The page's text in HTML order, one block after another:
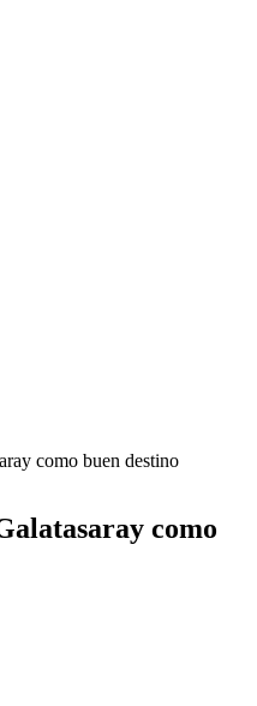
como buen destino
como